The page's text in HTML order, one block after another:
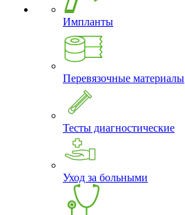
Импланты
Перевязочные материалы
Тесты диагностические
Уход за больными